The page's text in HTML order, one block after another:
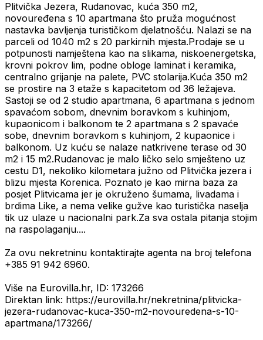
Plitvička Jezera, Rudanovac, kuća 350 m2,
novouređena s 10 apartmana što pruža mogućnost
nastavka bavljenja turističkom djelatnošću. Nalazi se na
parceli od 1040 m2 s 20 parkirnih mjesta.Prodaje se u
potpunosti namještena kao na slikama, niskoenergetska,
krovni pokrov lim, podne obloge laminat i keramika,
centralno grijanje na palete, PVC stolarija.Kuća 350 m2
se prostire na 3 etaže s kapacitetom od 36 ležajeva.
Sastoji se od 2 studio apartmana, 6 apartmana s jednom
spavaćom sobom, dnevnim boravkom s kuhinjom,
kupaonicom i balkonom te 2 apartmana s 2 spavaće
sobe, dnevnim boravkom s kuhinjom, 2 kupaonice i
balkonom. Uz kuću se nalaze natkrivene terase od 30
m2 i 15 m2.Rudanovac je malo ličko selo smješteno uz
cestu D1, nekoliko kilometara južno od Plitvička jezera i
blizu mjesta Korenica. Poznato je kao mirna baza za
posjet Plitvicama jer je okruženo šumama, livadama i
brdima Like, a nema velike gužve kao turistička naselja
tik uz ulaze u nacionalni park.Za sva ostala pitanja stojim
na raspolaganju....
Za ovu nekretninu kontaktirajte agenta na broj telefona
+385 91 942 6960.
Više na Eurovilla.hr, ID: 173266
Direktan link: https://eurovilla.hr/nekretnina/plitvicka-
jezera-rudanovac-kuca-350-m2-novouredena-s-10-
apartmana/173266/